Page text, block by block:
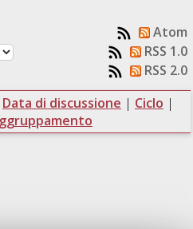
Atom
RSS 1.0
RSS 2.0
Data di discussione | Ciclo |